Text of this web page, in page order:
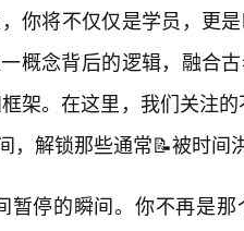
你将不仅仅是学员，更
概念背后的逻辑，融合
架。在这里，我们关注的
，解锁那些通常📝被时间
暂停的瞬间。你不再是